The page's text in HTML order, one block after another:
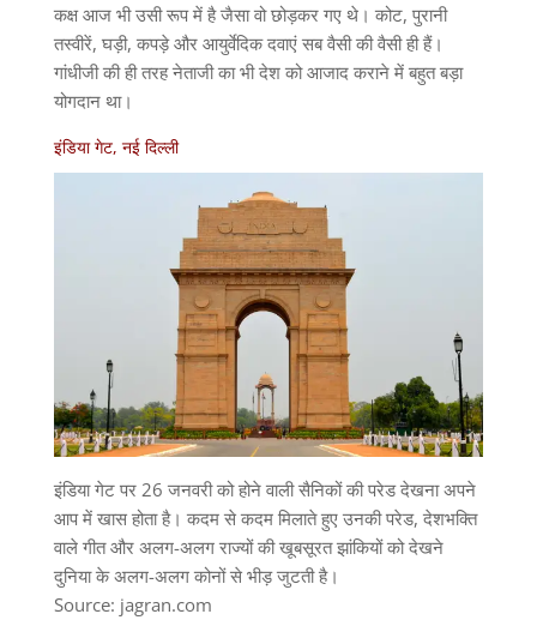
कक्ष आज भी उसी रूप में है जैसा वो छोड़कर गए थे। कोट, पुरानी
तस्वीरें, घड़ी, कपड़े और आयुर्वेदिक दवाएं सब वैसी की वैसी ही हैं।
गांधीजी की ही तरह नेताजी का भी देश को आजाद कराने में बहुत बड़ा
योगदान था।
इंडिया गेट, नई दिल्ली
इंडिया गेट पर 26 जनवरी को होने वाली सैनिकों की परेड देखना अपने
आप में खास होता है। कदम से कदम मिलाते हुए उनकी परेड, देशभक्ति
वाले गीत और अलग-अलग राज्यों की खूबसूरत झांकियों को देखने
दुनिया के अलग-अलग कोनों से भीड़ जुटती है।
Source: jagran.com